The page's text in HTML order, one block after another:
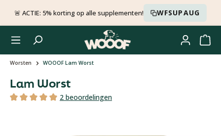
Ga naar de hoofdinhoud
🚨 ACTIE: 5% korting op alle supplementen! WFSUPAUG
Worsten WOOOF Lam Worst
Lam Worst
Gemiddelde waardering 5 van 5 sterren, 2
2 beoordelingen